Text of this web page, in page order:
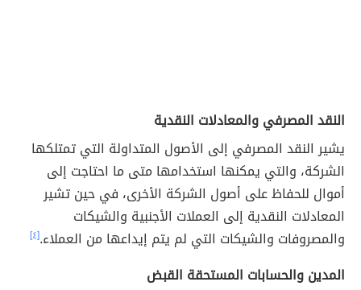
النقد المصرفي والمعادلات النقدية
يشير النقد المصرفي إلى الأصول المتداولة التي تمتلكها
الشركة، والتي يمكنها استخدامها متى ما احتاجت إلى
أموال للحفاظ على أصول الشركة الأخرى، في حين تشير
المعادلات النقدية إلى العملات الأجنبية والشيكات
والمصروفات والشيكات التي لم يتم إيداعها من العملاء.[٤]
المدين والحسابات المستحقة القبض